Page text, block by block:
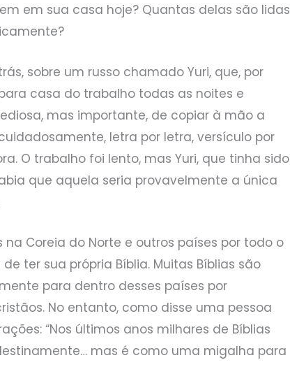
em sua casa hoje? Quantas delas são lidas
sobre um russo chamado Yuri, que, por
casa do trabalho todas as noites e
mas importante, de copiar à mão a
letra por letra, versículo por
O trabalho foi lento, mas Yuri, que tinha sido
que aquela seria provavelmente a única
na Coreia do Norte e outros países por todo o
ter sua própria Bíblia. Muitas Bíblias são
para dentro desses países por
No entanto, como disse uma pessoa
“Nos últimos anos milhares de Bíblias
mas é como uma migalha para